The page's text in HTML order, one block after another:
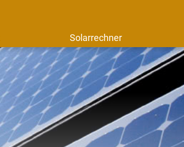
Solarrechner